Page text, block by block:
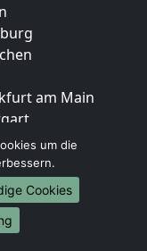
am Main
um die
Cookies